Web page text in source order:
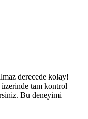
derecede kolay!
tam kontrol
Bu deneyimi